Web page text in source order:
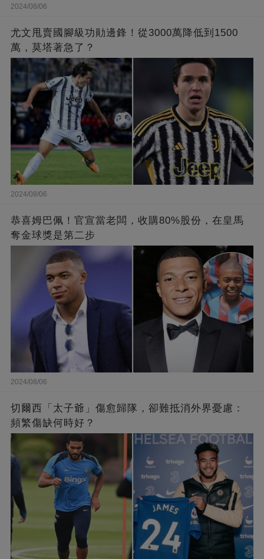
2024/08/06
尤文甩賣國腳級功勛邊鋒！從3000萬降低到1500
萬，莫塔著急了？
2024/08/06
恭喜姆巴佩！官宣當老闆，收購80%股份，在皇馬
奪金球獎是第二步
2024/08/06
切爾西「太子爺」傷愈歸隊，卻難抵消外界憂慮：
頻繁傷缺何時好？